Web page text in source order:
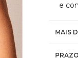
e
MAIS